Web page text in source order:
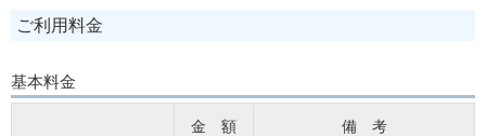
ご利用料金
基本料金
金 額 備 考